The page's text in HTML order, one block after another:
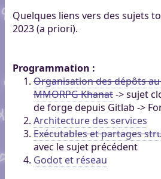
Quelques liens vers des sujets
2023 (a priori).
Programmation :
Organisation des dépôts
MMORPG Khanat-> sujet
de forge depuis Gitlab ->
Architecture des services
Exécutables et partages
avec le sujet précédent
Godot et réseau